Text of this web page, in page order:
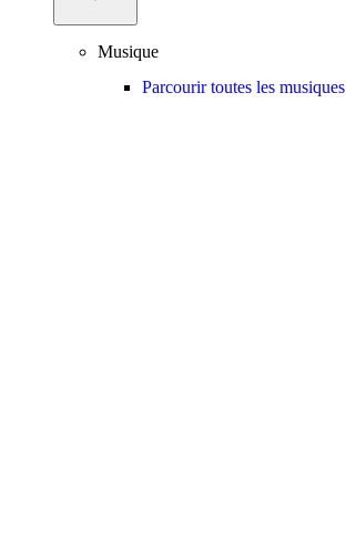
Musique
Parcourir toutes les musiques